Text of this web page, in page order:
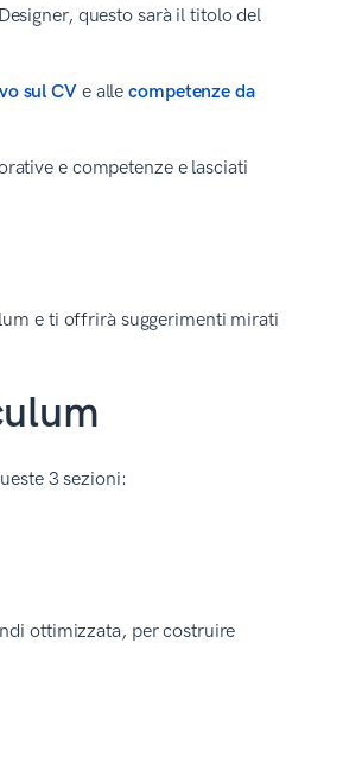
questo sarà il titolo del
sul CVe allecompetenze da
e competenze e lasciati
e ti offrirà suggerimenti mirati
3 sezioni:
ottimizzata, per costruire